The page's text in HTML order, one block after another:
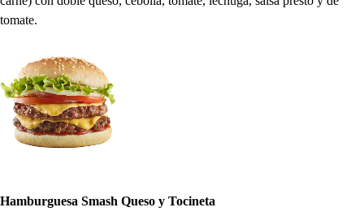
tomate.
Hamburguesa Smash Queso y Tocineta